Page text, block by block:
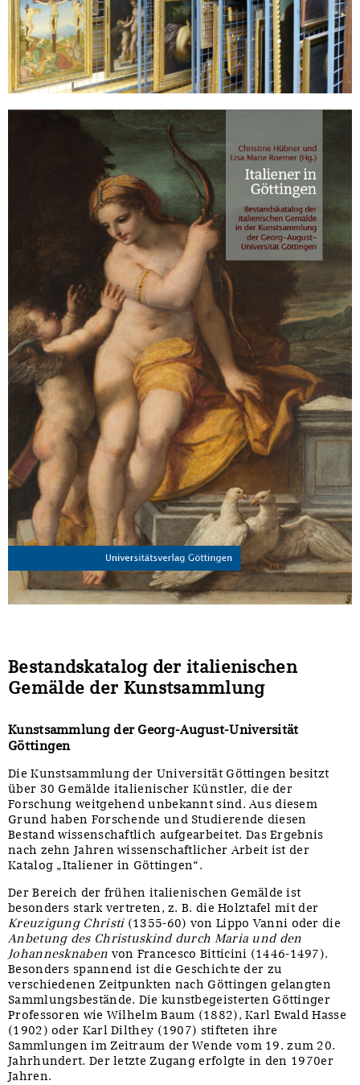
Bestandskatalog der italienischen
Gemälde der Kunstsammlung
Kunstsammlung der Georg-August-Universität
Göttingen
Die Kunstsammlung der Universität Göttingen besitzt
über 30 Gemälde italienischer Künstler, die der
Forschung weitgehend unbekannt sind. Aus diesem
Grund haben Forschende und Studierende diesen
Bestand wissenschaftlich aufgearbeitet. Das Ergebnis
nach zehn Jahren wissenschaftlicher Arbeit ist der
Katalog „Italiener in Göttingen“.
Der Bereich der frühen italienischen Gemälde ist
besonders stark vertreten, z. B. die Holztafel mit der
Kreuzigung Christi (1355-60) von Lippo Vanni oder die
Anbetung des Christuskind durch Maria und den
Johannesknaben von Francesco Bitticini (1446-1497).
Besonders spannend ist die Geschichte der zu
verschiedenen Zeitpunkten nach Göttingen gelangten
Sammlungsbestände. Die kunstbegeisterten Göttinger
Professoren wie Wilhelm Baum (1882), Karl Ewald Hasse
(1902) oder Karl Dilthey (1907) stifteten ihre
Sammlungen im Zeitraum der Wende vom 19. zum 20.
Jahrhundert. Der letzte Zugang erfolgte in den 1970er
Jahren.
Sonstiges